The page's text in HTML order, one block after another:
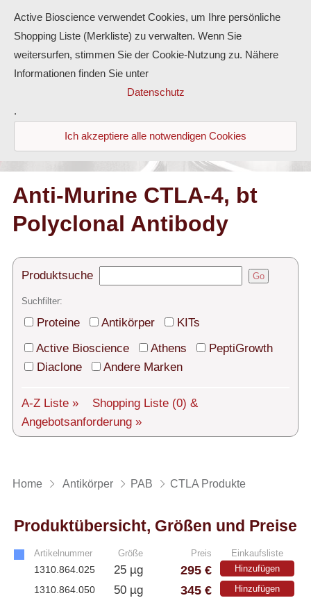
Antikörper
ELISA-Kits
Diaclone Produkte
Home
Kontakt
Versand
Über uns
Service
AGBs
Anti-Murine CTLA-4, bt
Polyclonal Antibody
Produktsuche Go
Suchfilter:
Proteine Antikörper
KITs
Active Bioscience
Athens
PeptiGrowth
Diaclone
Andere Marken
A-Z Liste » Shopping Liste (0) &
Angebotsanforderung »
Home Antikörper PAB CTLA Produkte
Produktübersicht, Größen und Preise
Artikelnummer Größe Preis Einkaufsliste
1310.864.025 25 µg 295 € Hinzufügen
1310.864.050 50 µg 345 € Hinzufügen
Active Bioscience verwendet Cookies, um Ihre persönliche
Shopping Liste (Merkliste) zu verwalten. Wenn Sie
weitersurfen, stimmen Sie der Cookie-Nutzung zu. Nähere
Informationen finden Sie unter
Datenschutz
.
Ich akzeptiere alle notwendigen Cookies